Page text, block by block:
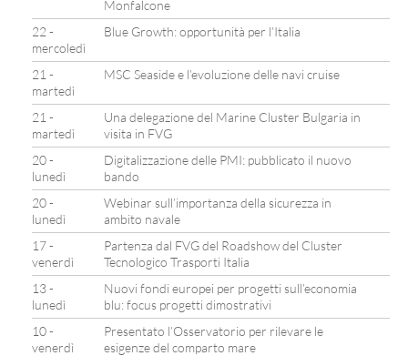
Monfalcone
22 -
mercoledì
Blue Growth: opportunità per l’Italia
21 -
martedì
MSC Seaside e l’evoluzione delle navi cruise
21 -
martedì
Una delegazione del Marine Cluster Bulgaria in
visita in FVG
20 -
lunedì
Digitalizzazione delle PMI: pubblicato il nuovo
bando
20 -
lunedì
Webinar sull’importanza della sicurezza in
ambito navale
17 -
venerdì
Partenza dal FVG del Roadshow del Cluster
Tecnologico Trasporti Italia
13 -
lunedì
Nuovi fondi europei per progetti sull’economia
blu: focus progetti dimostrativi
10 -
venerdì
Presentato l’Osservatorio per rilevare le
esigenze del comparto mare